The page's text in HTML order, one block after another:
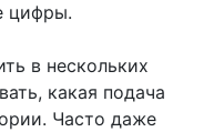
цифры.
в нескольких
какая подача
Часто даже